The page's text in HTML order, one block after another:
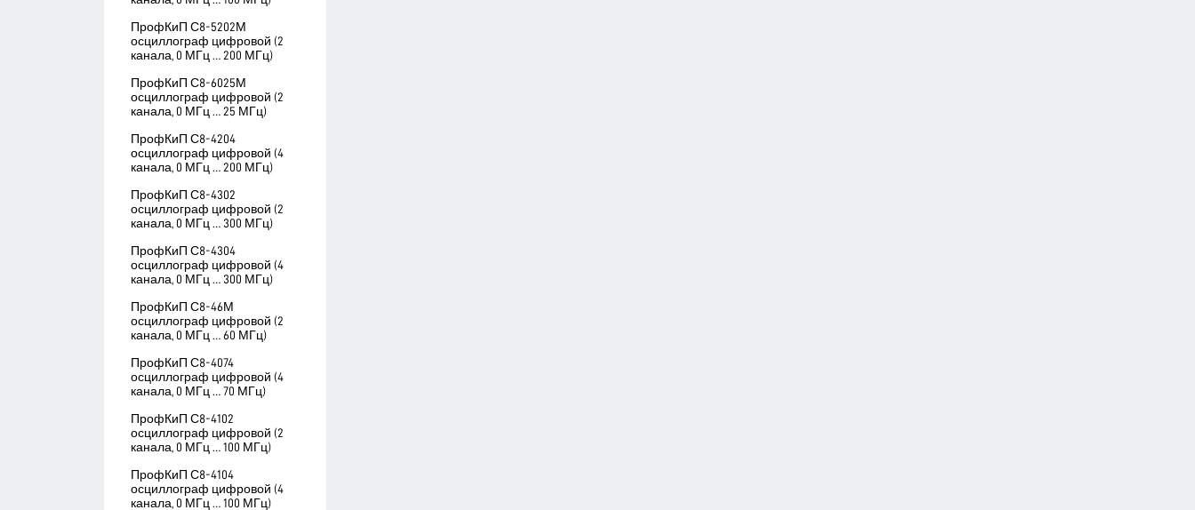
ПрофКиП С8-5202М
осциллограф цифровой (2
канала, 0 МГц … 200 МГц)
ПрофКиП С8-6025М
осциллограф цифровой (2
канала, 0 МГц … 25 МГц)
ПрофКиП С8-4204
осциллограф цифровой (4
канала, 0 МГц … 200 МГц)
ПрофКиП С8-4302
осциллограф цифровой (2
канала, 0 МГц … 300 МГц)
ПрофКиП С8-4304
осциллограф цифровой (4
канала, 0 МГц … 300 МГц)
ПрофКиП С8-46М
осциллограф цифровой (2
канала, 0 МГц … 60 МГц)
ПрофКиП С8-4074
осциллограф цифровой (4
канала, 0 МГц … 70 МГц)
ПрофКиП С8-4102
осциллограф цифровой (2
канала, 0 МГц … 100 МГц)
ПрофКиП С8-4104
осциллограф цифровой (4
канала, 0 МГц … 100 МГц)